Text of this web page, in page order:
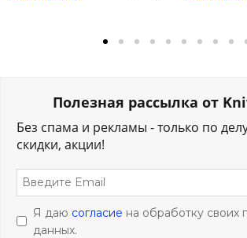
Полезная рассылка от
Без спама и рекламы - только по
скидки, акции!
Я даю согласие на обработку своих
данных.